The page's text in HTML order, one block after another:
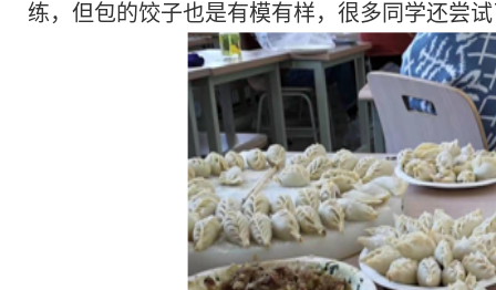
练，但包的饺子也是有模有样，很多同学还尝